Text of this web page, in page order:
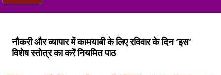
नौकरी और व्यापार में कामयाबी के लिए रविवार के दिन ‘इस’
विशेष स्तोत्र का करें नियमित पाठ